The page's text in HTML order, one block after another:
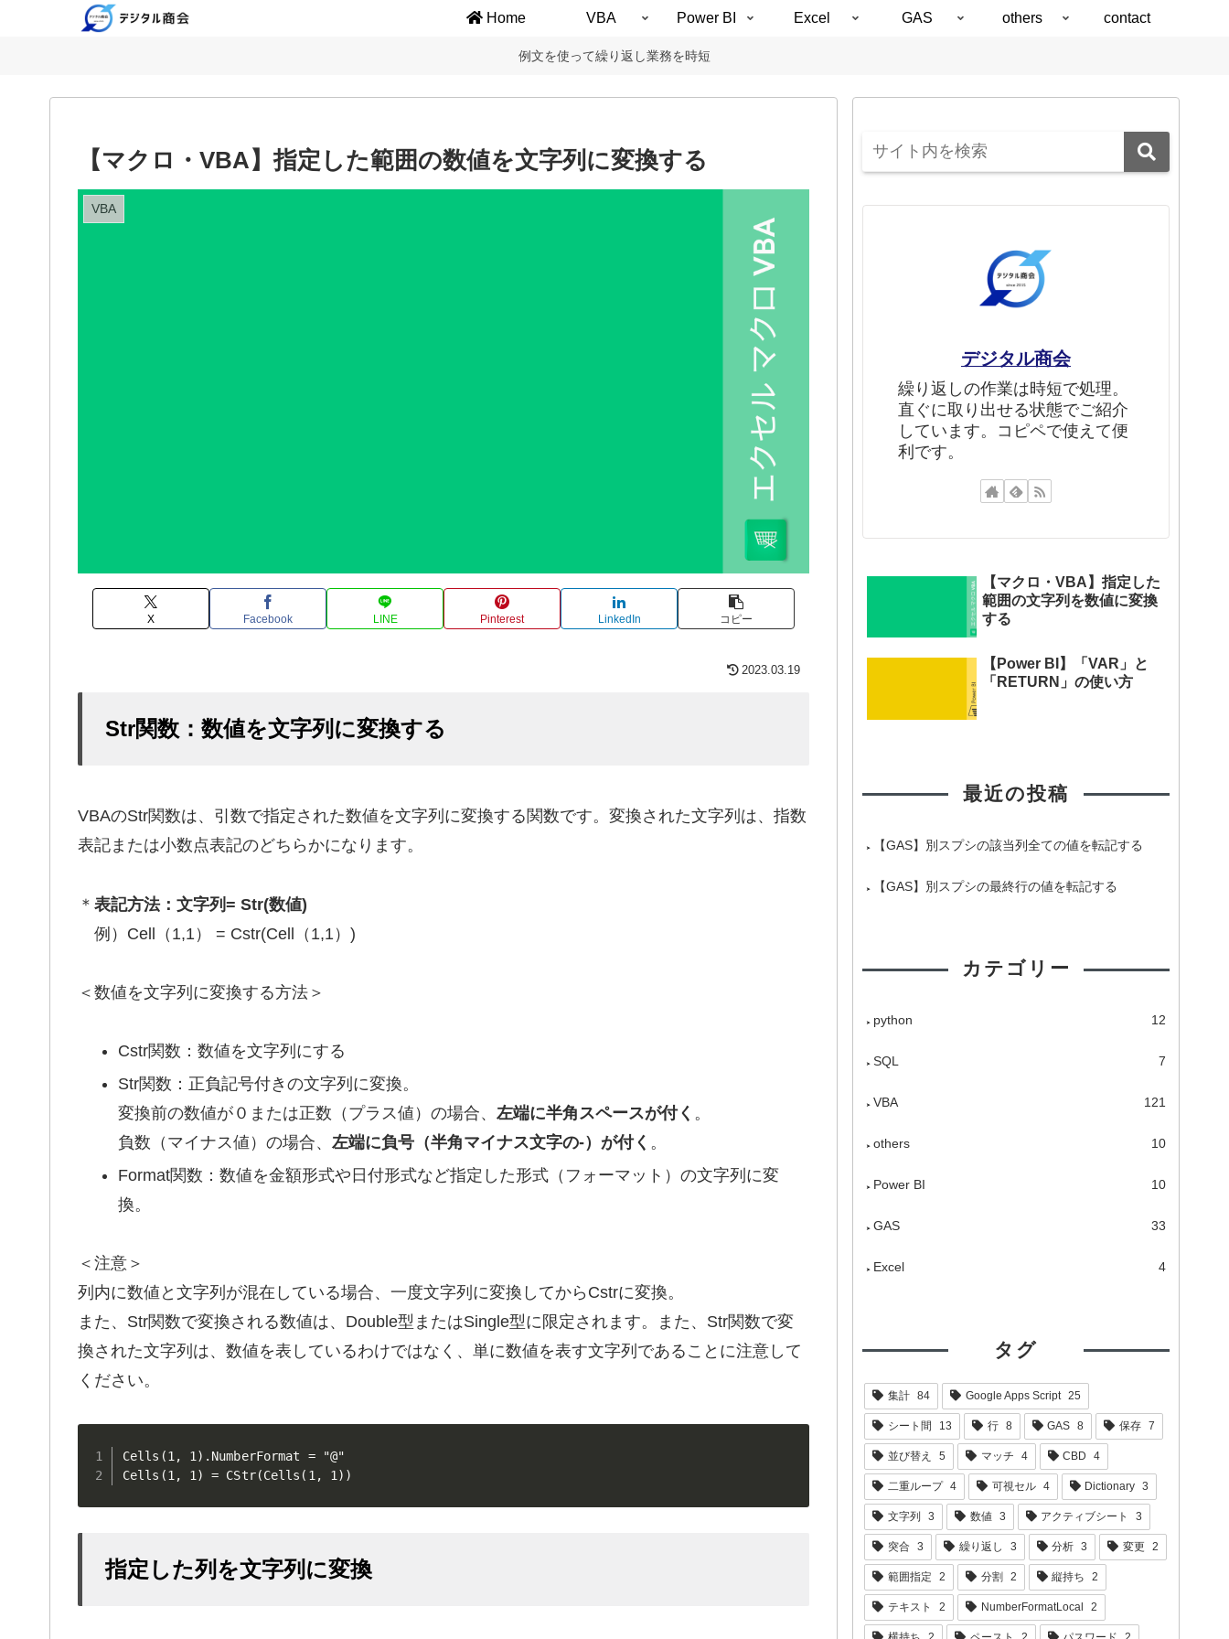
Home VBA Power BI Excel GAS others contact
例文を使って繰り返し業務を時短
【マクロ・VBA】指定した範囲の数値を文字列に変換する
VBA
X Facebook LINE Pinterest LinkedIn コピー
2023.03.19
Str関数：数値を文字列に変換する
VBAのStr関数は、引数で指定された数値を文字列に変換する関数です。変換された文字列は、指数
表記または小数点表記のどちらかになります。
＊ 表記方法：文字列= Str(数値)
例）Cell（1,1） = Cstr(Cell（1,1）)
＜数値を文字列に変換する方法＞
Cstr関数：数値を文字列にする
Str関数：正負記号付きの文字列に変換。
変換前の数値が０または正数（プラス値）の場合、 左端に半角スペースが付く 。
負数（マイナス値）の場合、 左端に負号（半角マイナス文字の-）が付く 。
Format関数：数値を金額形式や日付形式など指定した形式（フォーマット）の文字列に変
換。
＜注意＞
列内に数値と文字列が混在している場合、一度文字列に変換してからCstrに変換。
また、Str関数で変換される数値は、Double型またはSingle型に限定されます。また、Str関数で変
換された文字列は、数値を表しているわけではなく、単に数値を表す文字列であることに注意して
ください。
Cells(1, 1).NumberFormat = "@"
Cells(1, 1) = CStr(Cells(1, 1))
指定した列を文字列に変換
デジタル商会
繰り返しの作業は時短で処理。
直ぐに取り出せる状態でご紹介
しています。コピペで使えて便
利です。
【マクロ・VBA】指定した
範囲の文字列を数値に変換
する
【Power BI】「VAR」と
「RETURN」の使い方
最近の投稿
【GAS】別スプシの該当列全ての値を転記する
【GAS】別スプシの最終行の値を転記する
カテゴリー
python 12
SQL 7
VBA 121
others 10
Power BI 10
GAS 33
Excel 4
タグ
集計 84 Google Apps Script 25
シート間 13 行 8 GAS 8 保存 7
並び替え 5 マッチ 4 CBD 4
二重ループ 4 可視セル 4 Dictionary 3
文字列 3 数値 3 アクティブシート 3
突合 3 繰り返し 3 分析 3 変更 2
範囲指定 2 分割 2 縦持ち 2
テキスト 2 NumberFormatLocal 2